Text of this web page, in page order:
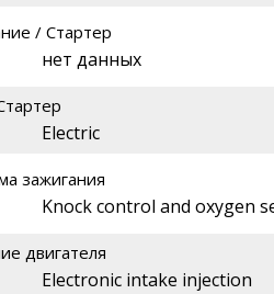
/ Стартер
нет данных
Electric
зажигания
Knock control and oxygen
двигателя
Electronic intake injection